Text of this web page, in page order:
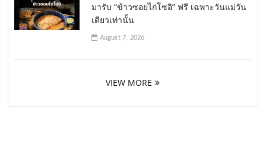
มารับ “ข้าวซอยไก่โซอิ” ฟรี เฉพาะวันแม่วัน
เดียวเท่านั้น
August 7, 2026
VIEW MORE